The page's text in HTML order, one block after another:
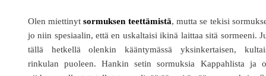
Olen miettinytsormuksen teettämistä, mutta se tekisi
jo niin spesiaalin, että en uskaltaisi ikinä laittaa sitä sormeeni.
tällä hetkellä olenkin kääntymässä yksinkertaisen,
rinkulan puoleen. Hankin setin sormuksia Kappahlista ja